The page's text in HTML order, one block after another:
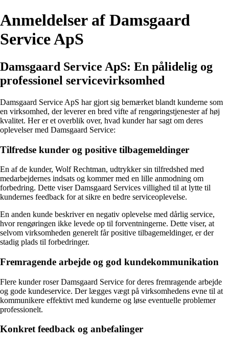
Anmeldelser af Damsgaard
Service ApS
Damsgaard Service ApS: En pålidelig og
professionel servicevirksomhed
Damsgaard Service ApS har gjort sig bemærket blandt kunderne som
en virksomhed, der leverer en bred vifte af rengøringstjenester af høj
kvalitet. Her er et overblik over, hvad kunder har sagt om deres
oplevelser med Damsgaard Service:
Tilfredse kunder og positive tilbagemeldinger
En af de kunder, Wolf Rechtman, udtrykker sin tilfredshed med
medarbejdernes indsats og kommer med en lille anmodning om
forbedring. Dette viser Damsgaard Services villighed til at lytte til
kundernes feedback for at sikre en bedre serviceoplevelse.
En anden kunde beskriver en negativ oplevelse med dårlig service,
hvor rengøringen ikke levede op til forventningerne. Dette viser, at
selvom virksomheden generelt får positive tilbagemeldinger, er der
stadig plads til forbedringer.
Fremragende arbejde og god kundekommunikation
Flere kunder roser Damsgaard Service for deres fremragende arbejde
og gode kundeservice. Der lægges vægt på virksomhedens evne til at
kommunikere effektivt med kunderne og løse eventuelle problemer
professionelt.
Konkret feedback og anbefalinger